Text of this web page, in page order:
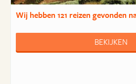
Wij hebben121 reizengevonden
BEKIJKEN